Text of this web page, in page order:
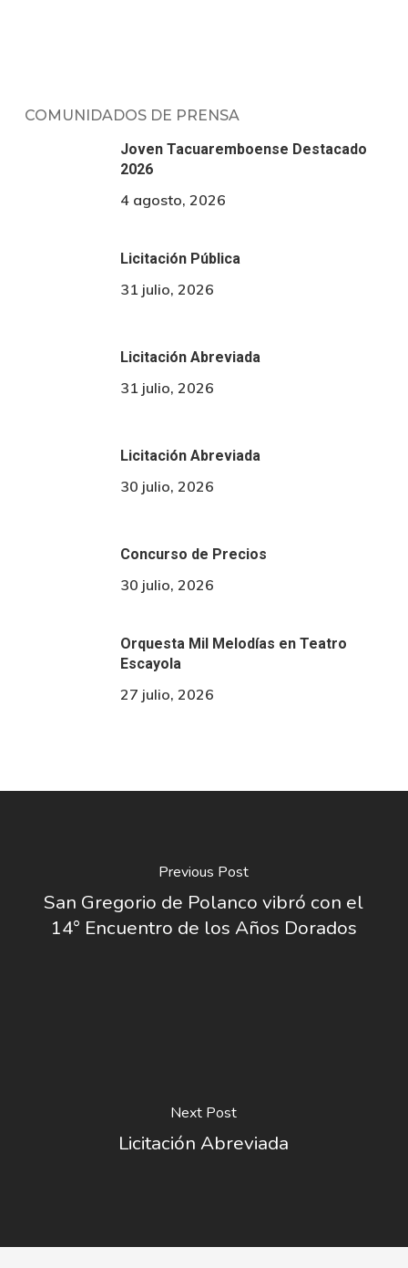
COMUNIDADOS DE PRENSA
Joven Tacuaremboense Destacado
2026
4 agosto, 2026
Licitación Pública
31 julio, 2026
Licitación Abreviada
31 julio, 2026
Licitación Abreviada
30 julio, 2026
Concurso de Precios
30 julio, 2026
Orquesta Mil Melodías en Teatro
Escayola
27 julio, 2026
Previous Post
San Gregorio de Polanco vibró con el
14° Encuentro de los Años Dorados
Next Post
Licitación Abreviada